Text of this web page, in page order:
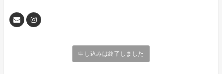
申し込みは終了しました